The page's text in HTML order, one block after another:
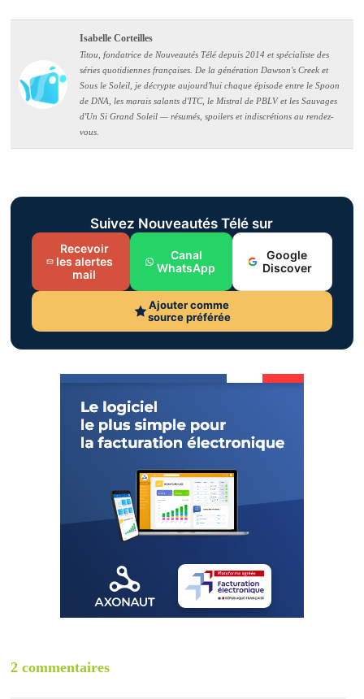
Isabelle Corteilles
Titou, fondatrice de Nouveautés Télé depuis 2014 et spécialiste des
séries quotidiennes françaises. De la génération Dawson's Creek et
Sous le Soleil, je décrypte aujourd'hui chaque épisode entre le Spoon
de DNA, les marais salants d'ITC, le Mistral de PBLV et les Sauvages
d'Un Si Grand Soleil — résumés, spoilers et indiscrétions au rendez-
vous.
Suivez Nouveautés Télé sur
Recevoir
les alertes
mail
Canal
WhatsApp
Google
Discover
Ajouter comme
source préférée
2 commentaires